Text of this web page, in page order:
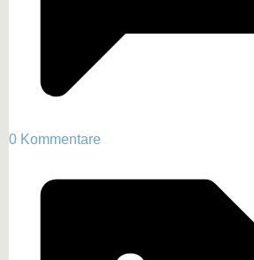
0 Kommentare